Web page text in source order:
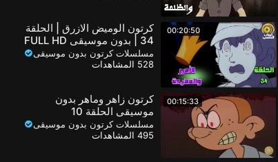
00:20:50
كرتون الوميض الازرق | الحلقة
34 | بدون موسيقى FULL HD
مسلسلات كرتون بدون موسيقى
528 المشاهدات
00:15:33
كرتون زاهر وماهر بدون
موسيقى الحلقة 10
مسلسلات كرتون بدون موسيقى
495 المشاهدات